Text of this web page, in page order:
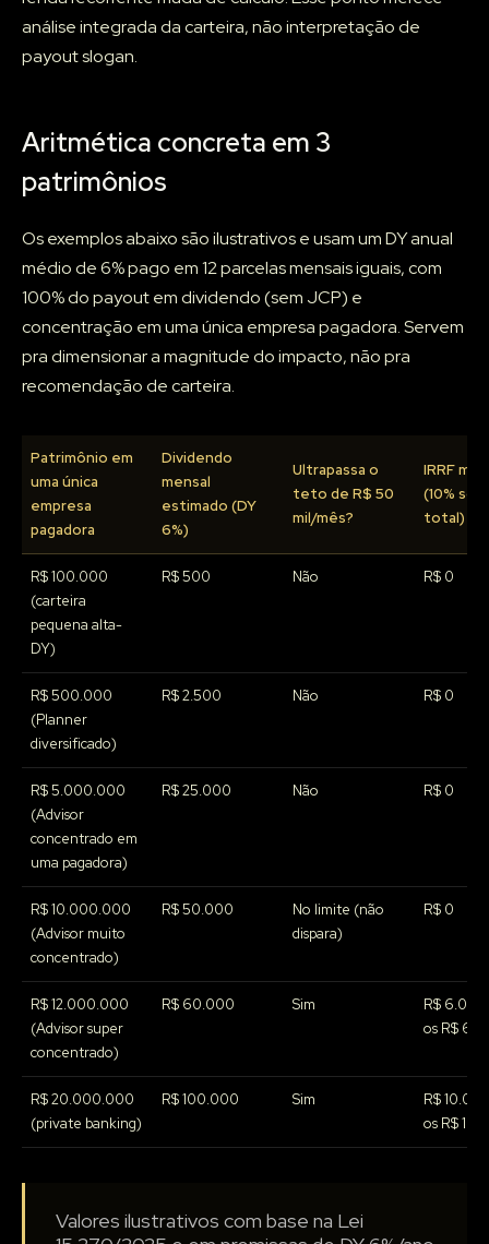
análise integrada da carteira, não interpretação de
payout slogan.
Aritmética concreta em 3
patrimônios
Os exemplos abaixo são ilustrativos e usam um DY anual
médio de 6% pago em 12 parcelas mensais iguais, com
100% do payout em dividendo (sem JCP) e
concentração em uma única empresa pagadora. Servem
pra dimensionar a magnitude do impacto, não pra
recomendação de carteira.
Patrimônio em
uma única
empresa
pagadora
Dividendo
mensal
estimado (DY
6%)
Ultrapassa o
teto de R$ 50
mil/mês?
IRRF
(10%
total)
R$ 100.000
(carteira
pequena alta-
DY)
R$ 500 Não R$ 0
R$ 500.000
(Planner
diversificado)
R$ 2.500 Não R$ 0
R$ 5.000.000
(Advisor
concentrado em
uma pagadora)
R$ 25.000 Não R$ 0
R$ 10.000.000
(Advisor muito
concentrado)
R$ 50.000
No limite (não
dispara)
R$ 0
R$ 12.000.000
(Advisor super
concentrado)
R$ 60.000 Sim
R$ 6.000
os R$ 60
R$ 20.000.000
(private banking)
R$ 100.000 Sim
R$
os R$
Valores ilustrativos com base na Lei